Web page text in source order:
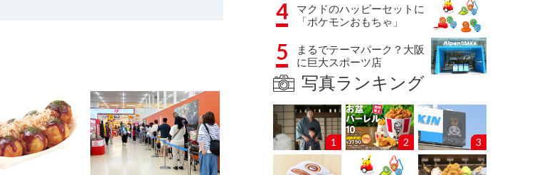
4
マクドのハッピーセットに
「ポケモンおもちゃ」
5
まるでテーマパーク？大阪
に巨大スポーツ店
写真ランキング
1 2 3